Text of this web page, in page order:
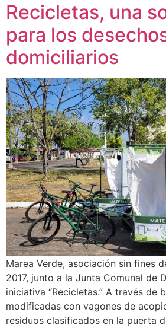
Recicletas, una
para los
domiciliarios
Marea Verde, asociación sin fines
2017, junto a la Junta Comunal de
iniciativa “Recicletas.” A través de
modificadas con vagones de
residuos clasificados en la puerta